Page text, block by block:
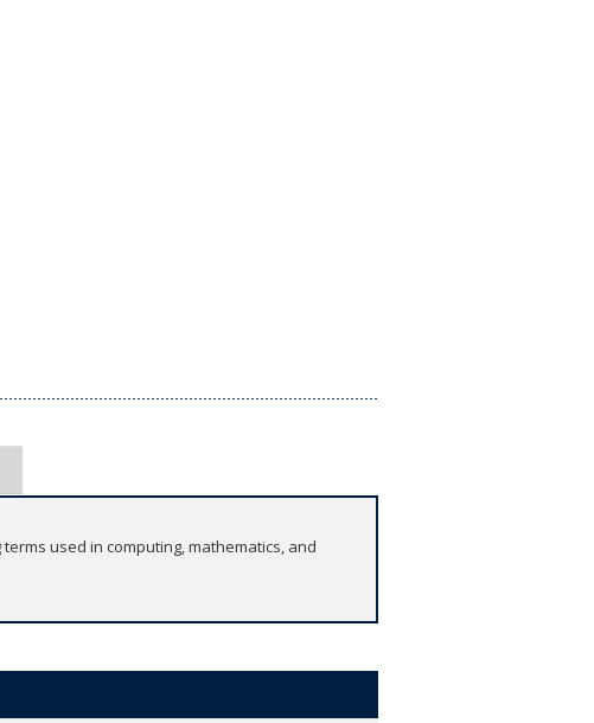
used in computing, mathematics, and